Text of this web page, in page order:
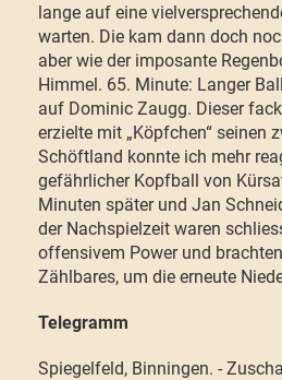
lange auf eine
warten. Die kam dann doch
aber wie der imposante
Himmel. 65. Minute: Langer
auf Dominic Zaugg. Dieser
erzielte mit „Köpfchen“ seinen
Schöftland konnte ich mehr
gefährlicher Kopfball von
Minuten später und Jan
der Nachspielzeit waren
offensivem Power und
Zählbares, um die erneute
Telegramm
Spiegelfeld, Binningen. -